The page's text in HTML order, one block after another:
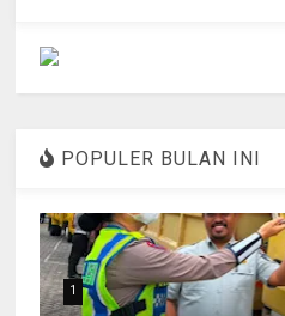
POPULER BULAN INI
1